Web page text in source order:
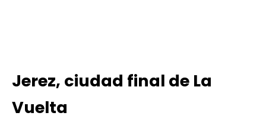
Jerez, ciudad final de La
Vuelta